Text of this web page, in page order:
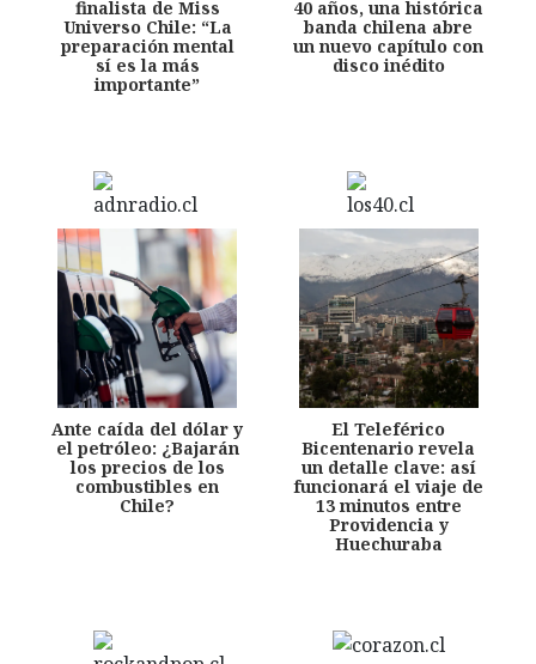
finalista de Miss
Universo Chile: “La
preparación mental
sí es la más
importante”
40 años, una histórica
banda chilena abre
un nuevo capítulo con
disco inédito
Ante caída del dólar y
el petróleo: ¿Bajarán
los precios de los
combustibles en
Chile?
El Teleférico
Bicentenario revela
un detalle clave: así
funcionará el viaje de
13 minutos entre
Providencia y
Huechuraba